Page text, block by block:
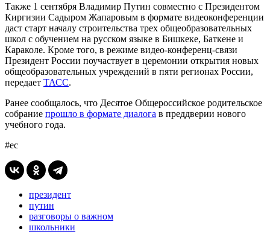
Также 1 сентября Владимир Путин совместно с Президентом
Киргизии Садыром Жапаровым в формате видеоконференции
даст старт началу строительства трех общеобразовательных
школ с обучением на русском языке в Бишкеке, Баткене и
Караколе. Кроме того, в режиме видео-конференц-связи
Президент России поучаствует в церемонии открытия новых
общеобразовательных учреждений в пяти регионах России,
передает ТАСС.
Ранее сообщалось, что Десятое Общероссийское родительское
собрание прошло в формате диалога в преддверии нового
учебного года.
#ес
президент
путин
разговоры о важном
школьники